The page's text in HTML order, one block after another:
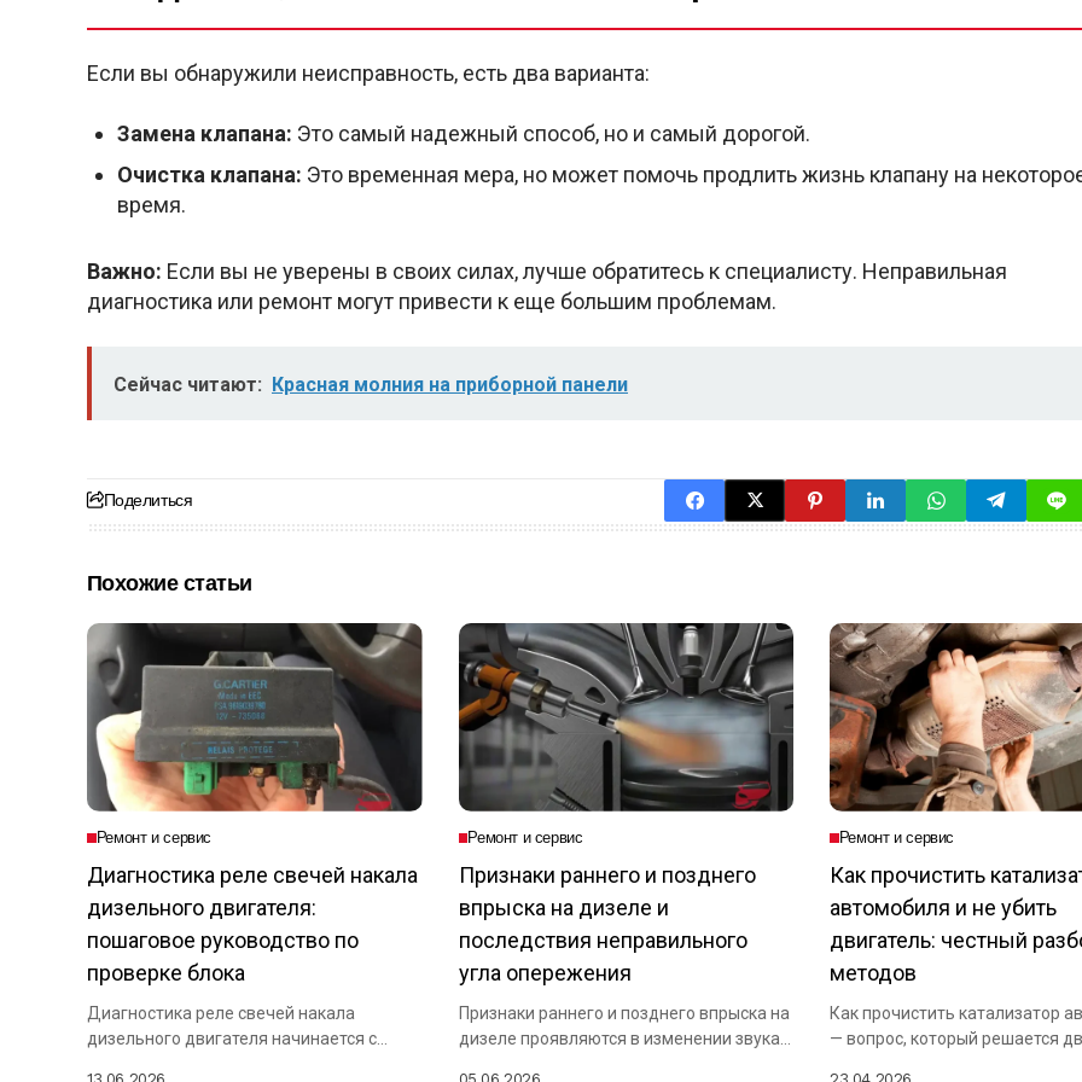
Если вы обнаружили неисправность, есть два варианта:
Замена клапана: Это самый надежный способ, но и самый дорогой.
Очистка клапана: Это временная мера, но может помочь продлить жизнь клапану на
время.
Важно: Если вы не уверены в своих силах, лучше обратитесь к специалисту. Неправильная
диагностика или ремонт могут привести к еще большим проблемам.
Сейчас читают: Красная молния на приборной панели
Поделиться
Похожие статьи
Ремонт и сервис
Диагностика реле свечей накала
дизельного двигателя:
пошаговое руководство по
проверке блока
Диагностика реле свечей накала
дизельного двигателя начинается с
Ремонт и сервис
Признаки раннего и позднего
впрыска на дизеле и
последствия неправильного
угла опережения
Признаки раннего и позднего впрыска на
дизеле проявляются в изменении звука
Ремонт и сервис
Как прочистить
автомобиля и не убить
двигатель: честный
методов
Как прочистить катализатор
— вопрос, который решается